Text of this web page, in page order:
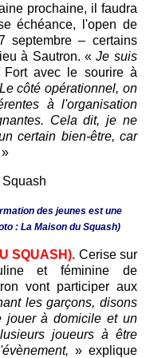
prochaine, il faudra
échéance, l'open de
septembre – certains
à Sautron. «Je suis
Fort avec le sourire à
Le côté opérationnel, on
à l'organisation
Cela dit, je ne
certain bien-être, car
»
des jeunes est une
: La Maison du Squash)
SQUASH). Cerise sur
et féminine de
vont participer aux
les garçons, disons
jouer à domicile et un
joueurs à être
» explique